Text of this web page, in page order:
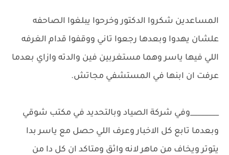
المساعدين شكروا الدكتور وخرحوا يبلغوا الصاحفه
علشان يهدوا وبعدها رجعوا تاني ووقفوا قدام الغرفه
اللي فيها ياسر وهما مستغربين فين والدته وازاي بعدما
عرفت ان ابنها في المستشفي مجاتش.
________وفي شركة الصياد وبالتحديد في مكتب شوقي
وبعدما تابع كل الاخبار وعرف اللي حصل مع ياسر بدا
يتوتر ويخاف من ماهر لانه واثق ومتاكد ان كل دا من